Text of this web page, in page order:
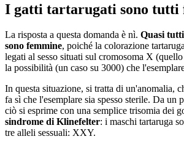
I gatti tartarugati sono tutti
La risposta a questa domanda è nì. Quasi
sono femmine, poiché la colorazione
legati al sesso situati sul cromosoma X
la possibilità (un caso su 3000) che
In questa situazione, si tratta di un'anomalia,
fa sì che l'esemplare sia spesso sterile. Da un
ciò si esprime con una semplice trisomia dei
sindrome di Klinefelter: i maschi tartaruga
tre alleli sessuali: XXY.